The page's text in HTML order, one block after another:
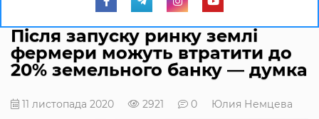
Після запуску ринку землі
фермери можуть втратити до
20% земельного банку — думка
11 листопада 2020 2921 0 Юлия Немцева